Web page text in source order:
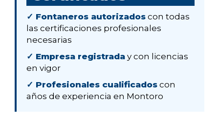
✓ Fontaneros autorizados con todas
las certificaciones profesionales
necesarias
✓ Empresa registrada y con licencias
en vigor
✓ Profesionales cualificados con
años de experiencia en Montoro